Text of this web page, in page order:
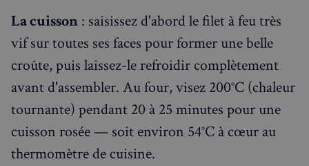
La cuisson : saisissez d'abord le filet à feu très
vif sur toutes ses faces pour former une belle
croûte, puis laissez-le refroidir complètement
avant d'assembler. Au four, visez 200°C (chaleur
tournante) pendant 20 à 25 minutes pour une
cuisson rosée — soit environ 54°C à cœur au
thermomètre de cuisine.